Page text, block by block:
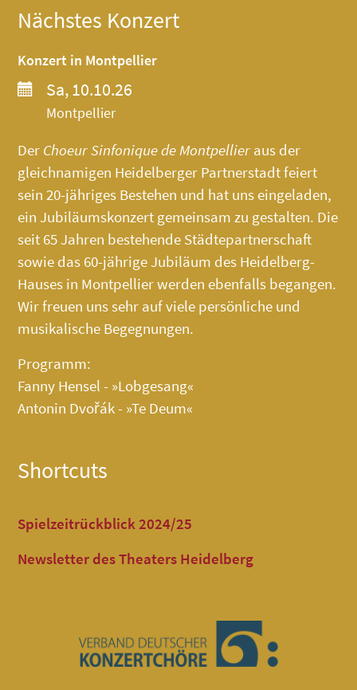
Nächstes Konzert
Konzert in Montpellier
Sa, 10.10.26
Montpellier
Der Choeur Sinfonique de Montpellier aus der
gleichnamigen Heidelberger Partnerstadt feiert
sein 20-jähriges Bestehen und hat uns eingeladen,
ein Jubiläumskonzert gemeinsam zu gestalten. Die
seit 65 Jahren bestehende Städtepartnerschaft
sowie das 60-jährige Jubiläum des Heidelberg-
Hauses in Montpellier werden ebenfalls begangen.
Wir freuen uns sehr auf viele persönliche und
musikalische Begegnungen.
Programm:
Fanny Hensel - »Lobgesang«
Antonin Dvořák - »Te Deum«
Shortcuts
Spielzeitrückblick 2024/25
Newsletter des Theaters Heidelberg